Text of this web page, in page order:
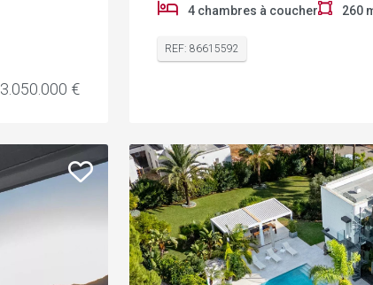
3.050.000 €
4 chambres à coucher 260
REF: 86615592